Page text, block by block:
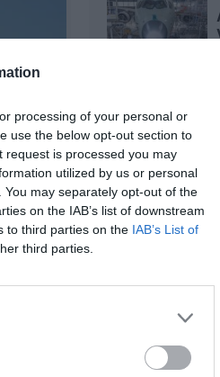
processing of your personal or
use the below opt-out section to
is processed you may
utilized by us or personal
may separately opt-out of the
on the IAB’s list of downstream
to third parties on the IAB’s List of
third parties.